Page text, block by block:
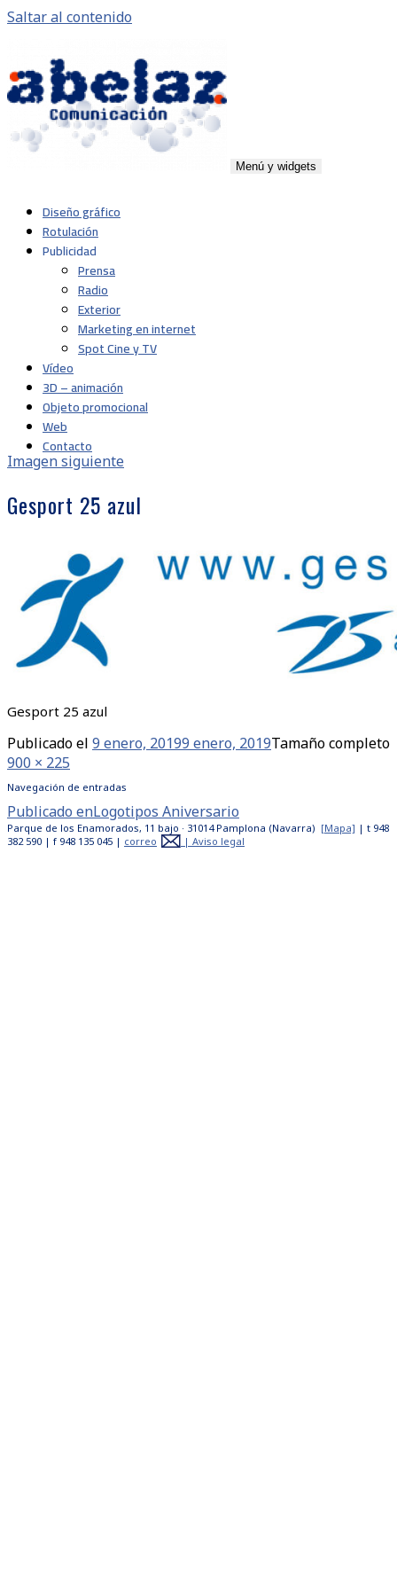
Saltar al contenido
Navarra
Menú y widgets
Diseño gráfico
Rotulación
Publicidad
Prensa
Radio
Exterior
Marketing en internet
Spot Cine y TV
Vídeo
3D – animación
Objeto promocional
Web
Contacto
Imagen siguiente
Gesport 25 azul
Gesport 25 azul
Publicado el 9 enero, 20199 enero, 2019Tamaño completo
900 × 225
Navegación de entradas
Publicado enLogotipos Aniversario
Parque de los Enamorados, 11 bajo · 31014 Pamplona (Navarra) [Mapa] | t 948
382 590 | f 948 135 045 | correo | Aviso legal